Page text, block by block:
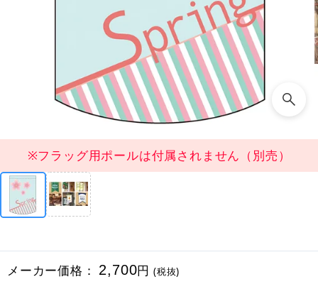
※フラッグ用ポールは付属されません（別売）
メーカー価格： 2,700円(税抜)